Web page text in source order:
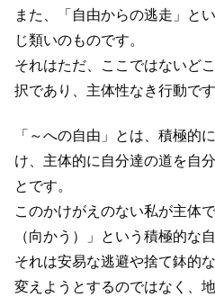
また、「自由からの逃走」と
じ類いのものです。
それはただ、ここではないど
択であり、主体性なき行動です
「～への自由」とは、積極的
け、主体的に自分達の道を自
とです。
このかけがえのない私が主体
（向かう）」という積極的な
それは安易な逃避や捨て鉢的
変えようとするのではなく、